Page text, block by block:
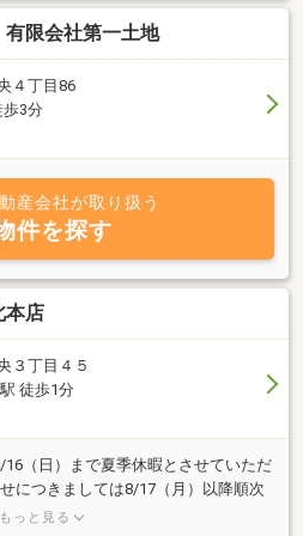
限会社第一土地
４丁目86
3分
産会社が取り扱う
件を探す
本店
３丁目４５
徒歩1分
（日）まで夏季休暇とさせていただ
につきましては8/17（月）以降順次
ご不便をおかけしてしまい申し訳ご
もっと見る